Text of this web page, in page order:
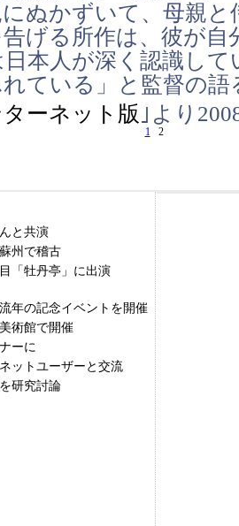
ぬかずいて、母親と
げる所作は、彼が自
本人が深く認識して
ている」と監督の語
ーネット版 ｣より
1 2
と共演
州で稽古
「牡丹亭」に出演
年の記念イベントを開催
術館で開催
ーに
ットユーザーと交流
研究討論